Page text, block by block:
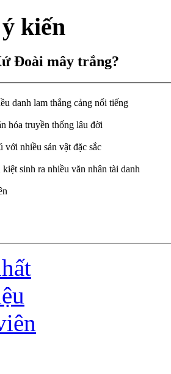
kiến
Đoài mây trắng?
danh lam thắng cảng nổi tiếng
hóa truyền thống lâu đời
với nhiều sản vật đặc sắc
sinh ra nhiều văn nhân tài danh